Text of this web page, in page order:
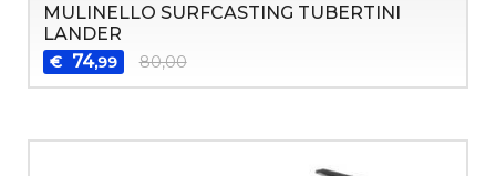
MULINELLO SURFCASTING TUBERTINI
LANDER
€ 74,99 80,00